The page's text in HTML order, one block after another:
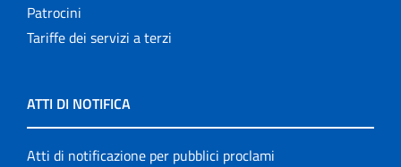
Patrocini
Tariffe dei servizi a terzi
ATTI DI NOTIFICA
Atti di notificazione per pubblici proclami